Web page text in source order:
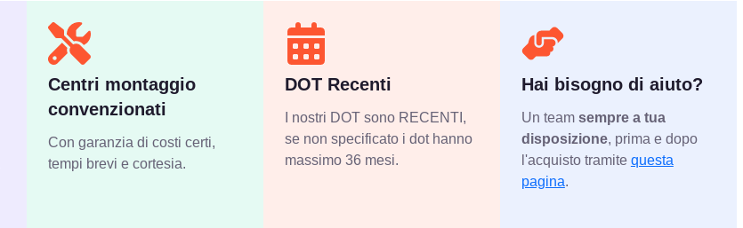
Centri montaggio
convenzionati
Con garanzia di costi certi,
tempi brevi e cortesia.
DOT Recenti
I nostri DOT sono RECENTI,
se non specificato i dot hanno
massimo 36 mesi.
Hai bisogno di aiuto?
Un team sempre a tua
disposizione, prima e dopo
l'acquisto tramite questa
pagina.